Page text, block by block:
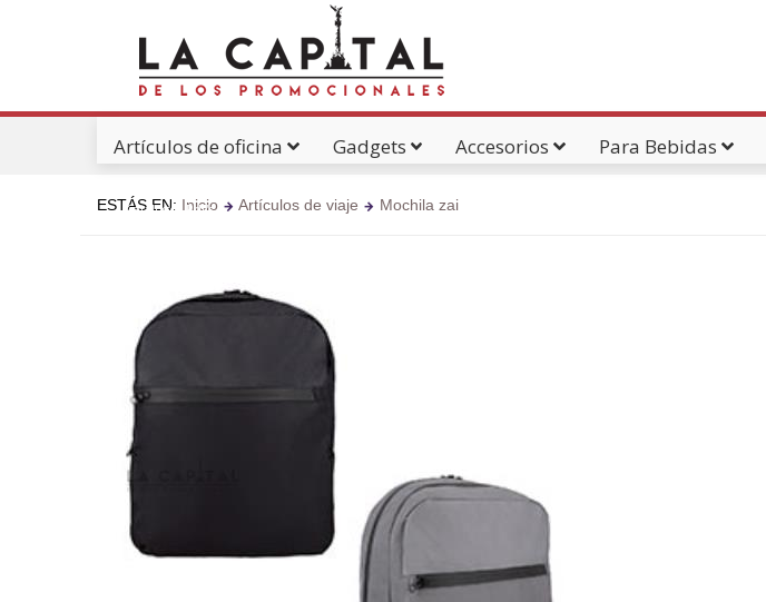
Artículos de oficina Gadgets Accesorios Para Bebidas
Catálogos Pdf's
ESTÁS EN: Inicio Artículos de viaje Mochila zai